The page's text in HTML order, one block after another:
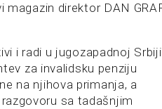
magazin direktor DAN
i radi u jugozapadnoj Srbiji
za invalidsku penziju
na njihova primanja, a
sa tadašnjim